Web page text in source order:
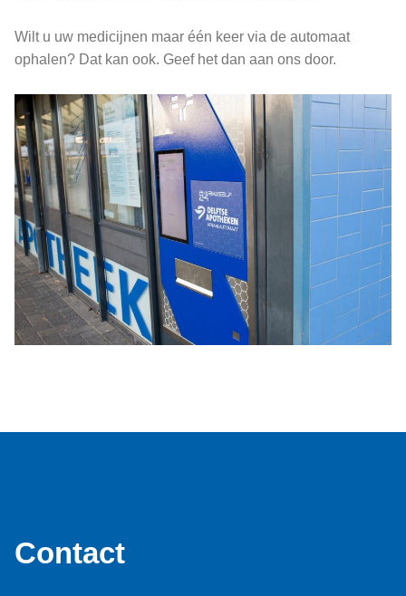
Wilt u uw medicijnen maar één keer via de automaat
ophalen? Dat kan ook. Geef het dan aan ons door.
Contact